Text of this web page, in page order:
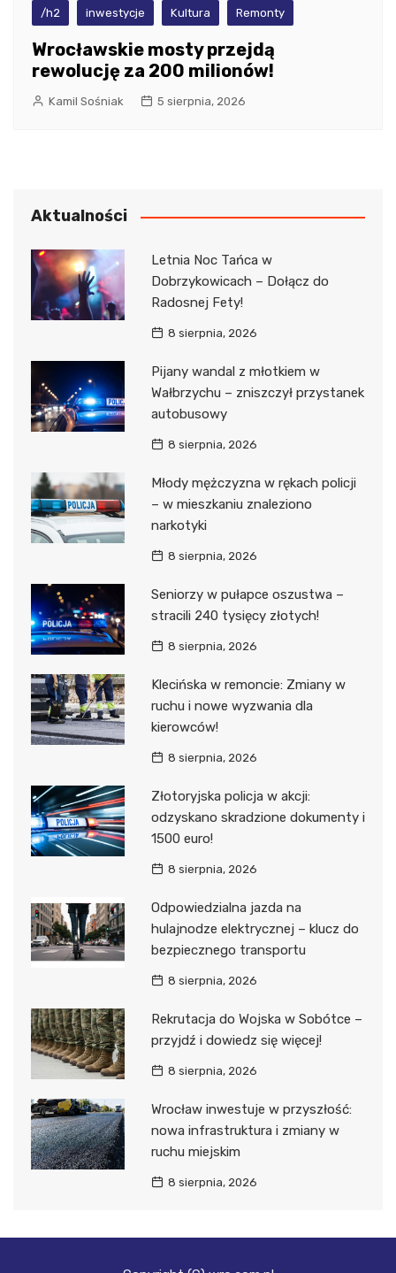
/h2 inwestycje Kultura Remonty
Wrocławskie mosty przejdą
rewolucję za 200 milionów!
Kamil Sośniak 5 sierpnia, 2026
Aktualności
Letnia Noc Tańca w
Dobrzykowicach – Dołącz do
Radosnej Fety!
8 sierpnia, 2026
Pijany wandal z młotkiem w
Wałbrzychu – zniszczył przystanek
autobusowy
8 sierpnia, 2026
Młody mężczyzna w rękach policji
– w mieszkaniu znaleziono
narkotyki
8 sierpnia, 2026
Seniorzy w pułapce oszustwa –
stracili 240 tysięcy złotych!
8 sierpnia, 2026
Klecińska w remoncie: Zmiany w
ruchu i nowe wyzwania dla
kierowców!
8 sierpnia, 2026
Złotoryjska policja w akcji:
odzyskano skradzione dokumenty i
1500 euro!
8 sierpnia, 2026
Odpowiedzialna jazda na
hulajnodze elektrycznej – klucz do
bezpiecznego transportu
8 sierpnia, 2026
Rekrutacja do Wojska w Sobótce –
przyjdź i dowiedz się więcej!
8 sierpnia, 2026
Wrocław inwestuje w przyszłość:
nowa infrastruktura i zmiany w
ruchu miejskim
8 sierpnia, 2026